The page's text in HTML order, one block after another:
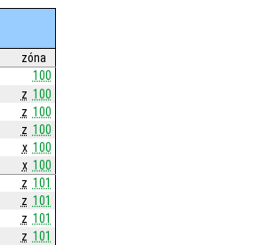
zóna
100
z 100
z 100
z 100
x 100
x 100
z 101
z 101
z 101
z 101